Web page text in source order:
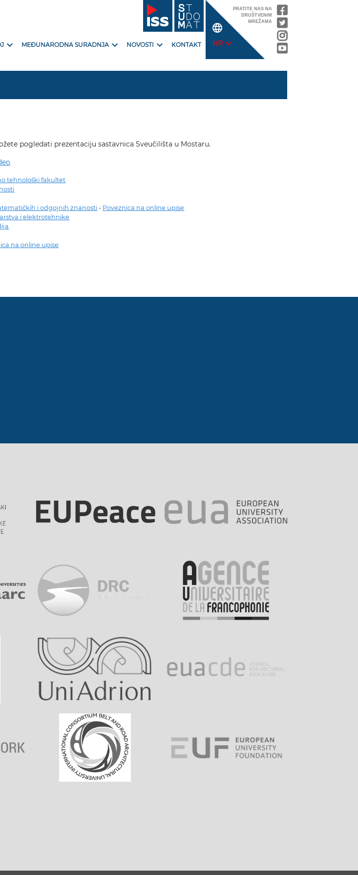
expand_more MEĐUNARODNA SURADNJAexpand_more NOVOSTI expand_more KONTAKT
language
HR expand_more
PRATITE NAS NA
DRUŠTVENIM
MREŽAMA
pogledati prezentaciju sastavnica Sveučilišta u Mostaru.
tehnološki fakultet
i odgojnih znanosti - Poveznica na online upise
i elektrotehnike
na online upise